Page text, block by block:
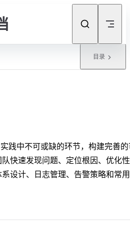
目录
践中不可或缺的环节，构建完善
快速发现问题、定位根因、优化性
设计、日志管理、告警策略和常